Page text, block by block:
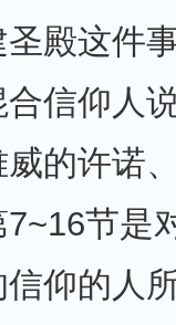
圣殿这件
信仰人
的许诺
7~16节是
信仰的人